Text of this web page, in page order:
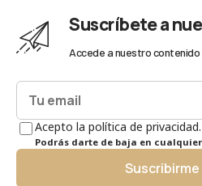
Suscríbete a
Accede a nuestro contenido
Acepto la política de privacidad.
Podrás darte de baja en